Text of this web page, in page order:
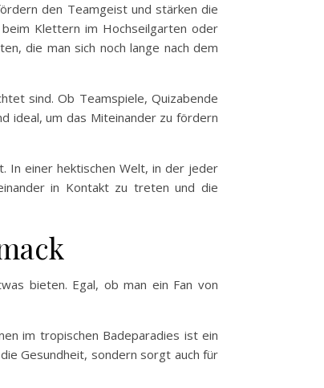
den Teamgeist und stärken die
Klettern im Hochseilgarten oder
die man sich noch lange nach dem
sind. Ob Teamspiele, Quizabende
ideal, um das Miteinander zu fördern
In einer hektischen Welt, in der jeder
in Kontakt zu treten und die
bieten. Egal, ob man ein Fan von
im tropischen Badeparadies ist ein
Gesundheit, sondern sorgt auch für